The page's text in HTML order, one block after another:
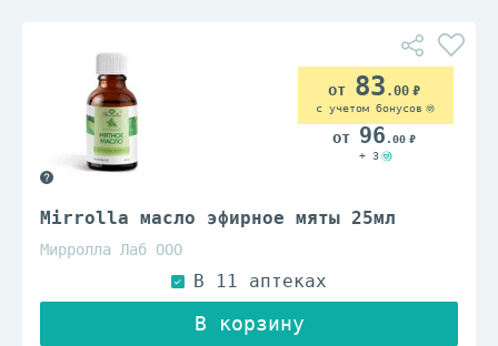
Mirrolla масло эфирное мяты 25мл
Мирролла Лаб ООО
83 .00
с учетом бонусов
96 .00
+ 3